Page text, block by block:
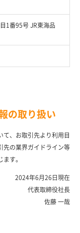
1番95号 JR東海品
の取り扱い
て、お取引先より利用目
先の業界ガイドライン等
す。
2024年6月26日現在
代表取締役社長
佐藤 一哉